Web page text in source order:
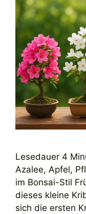
Lesedauer 4
Azalee, Apfel,
im Bonsai-Stil
dieses kleine
sich die ersten